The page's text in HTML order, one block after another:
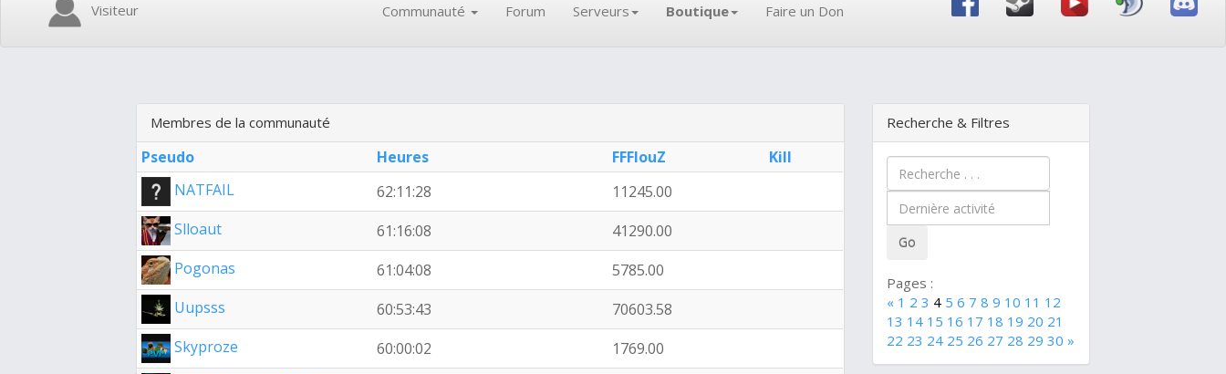
Visiteur Communauté Forum Serveurs Boutique Faire un Don
Membres de la communauté
Pseudo Heures FFFlouZ
Kill
NATFAIL
62:11:28
11245.00
Slloaut
61:16:08
41290.00
Pogonas
61:04:08
5785.00
Uupsss
60:53:43
70603.58
Skyproze
60:00:02
1769.00
Recherche & Filtres
Pages :
« 1 2 3 4 5 6 7 8 9 10 11 12
13 14 15 16 17 18 19 20 21
22 23 24 25 26 27 28 29 30 »